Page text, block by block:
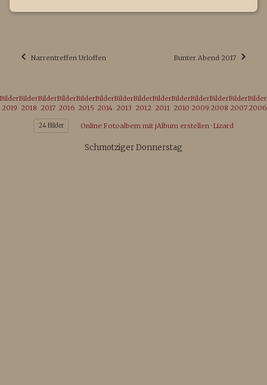
Narrentreffen Urloffen Bunter Abend 2017
Bilder
2019
Bilder
2018
Bilder
2017
Bilder
2016
Bilder
2015
Bilder
2014
Bilder
2013
Bilder
2012
Bilder
2011
Bilder
2010
Bilder
2009
Bilder
2008
Bilder
2007
Bilder
2006
24 Bilder Online Fotoalbem mit jAlbum erstellen · Lizard
Schmotziger Donnerstag